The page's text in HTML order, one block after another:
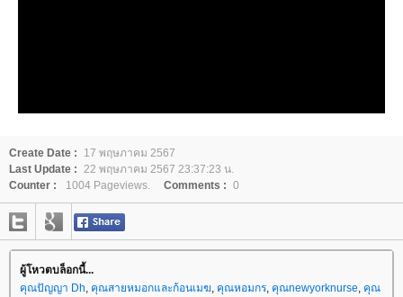
Create Date :
17 พฤษภาคม 2567
Last Update : 22 พฤษภาคม 2567 23:37:23 น.
Counter :
1004 Pageviews. Comments : 0
ผู้โหวตบล็อกนี้...
คุณปัญญา Dh, คุณสายหมอกและก้อนเมฆ, คุณหอมกร, คุณnewyorknurse, คุณ